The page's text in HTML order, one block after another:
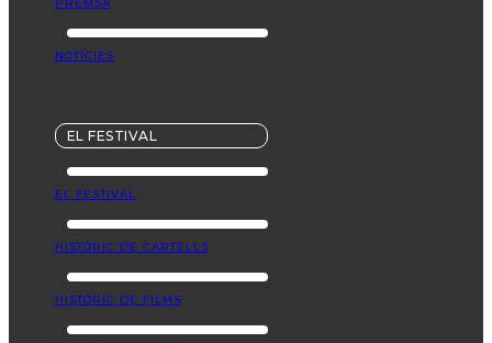
PREMSA
NOTÍCIES
EL FESTIVAL
EL FESTIVAL
HISTÒRIC DE CARTELLS
HISTÒRIC DE FILMS